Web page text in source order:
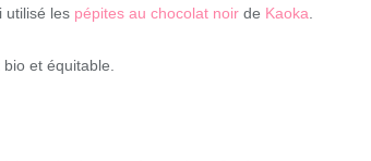
utilisé les pépites au chocolat noir de Kaoka
et équitable.